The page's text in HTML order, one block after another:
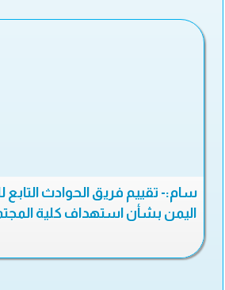
سام:- تقييم فريق الحوادث التابع
اليمن بشأن استهداف كلية